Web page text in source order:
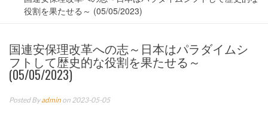
役割を果たせる～ (05/05/2023)
国連安保理改革への志～日本はパラダイムシ
フトして歴史的な役割を果たせる～
(05/05/2023)
Posted Byadmin on 2023-05-05